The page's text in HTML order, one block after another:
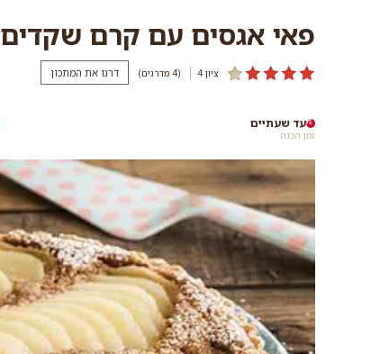
פאי אגסים עם קרם שקדים
ציון 4 (4 מדרגים) דרגו את המתכון
זמן הכנה
עד שעתיים